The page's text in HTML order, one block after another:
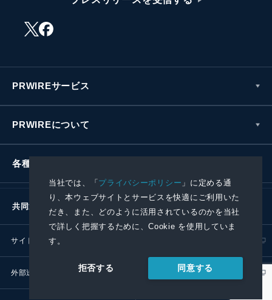
当社では、「プライバシーポリシー 」に定める通
り、本ウェブサイトとサービスを快適にご利用いた
だき、また、どのように活用されているのかを当社
で詳しく把握するために、Cookie を使用していま
す。
拒否する 同意する
PRWIREサービス
PRWIREについて
各種お問い合わせ
共同通信社グループ
サイトポリシー
外部送信ポリシー プレスリリース取扱基準